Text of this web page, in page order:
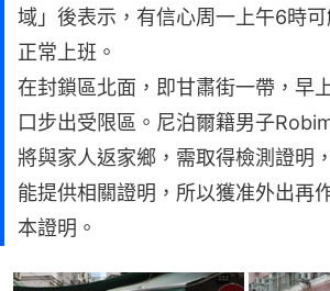
域」後表示，有信心周一上午6時
正常上班。
在封鎖區北面，即甘肅街一帶，早
口步出受限區。尼泊爾籍男子
將與家人返家鄉，需取得檢測證明
能提供相關證明，所以獲准外出再
本證明。